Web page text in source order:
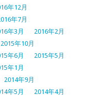
年12月
年7月
年3月
2016年2月
2015年10月
年6月
2015年5月
年1月
2014年9月
年5月
2014年4月